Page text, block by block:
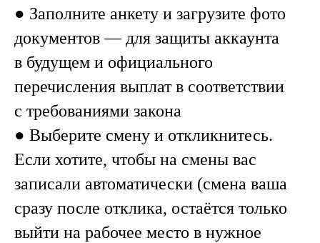
● Заполните анкету и загрузите фото
документов — для защиты аккаунта
в будущем и официального
перечисления выплат в соответствии
с требованиями закона
● Выберите смену и откликнитесь.
Если хотите, чтобы на смены вас
записали автоматически (смена ваша
сразу после отклика, остаётся только
выйти на рабочее место в нужное